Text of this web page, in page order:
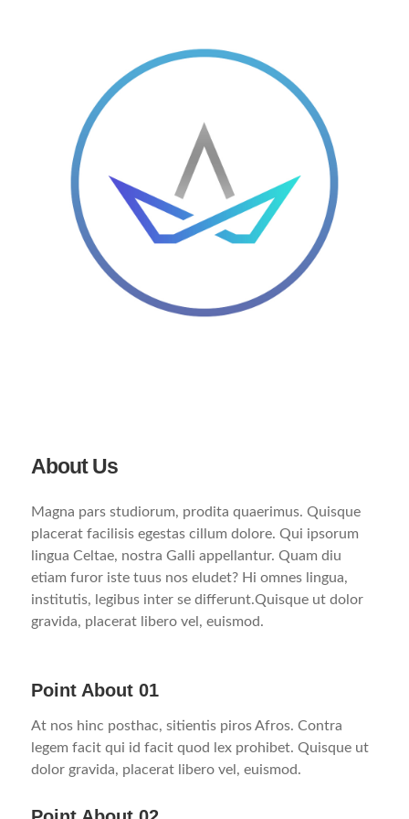
About Us
Magna pars studiorum, prodita quaerimus. Quisque
placerat facilisis egestas cillum dolore. Qui ipsorum
lingua Celtae, nostra Galli appellantur. Quam diu
etiam furor iste tuus nos eludet? Hi omnes lingua,
institutis, legibus inter se differunt.Quisque ut dolor
gravida, placerat libero vel, euismod.
Point About 01
At nos hinc posthac, sitientis piros Afros. Contra
legem facit qui id facit quod lex prohibet. Quisque ut
dolor gravida, placerat libero vel, euismod.